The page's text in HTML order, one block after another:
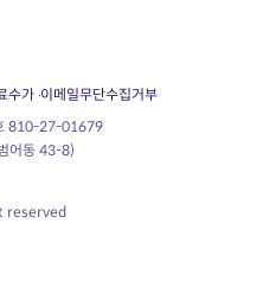
수가 이메일무단수집거부
810-27-01679
어동 43-8)
reserved